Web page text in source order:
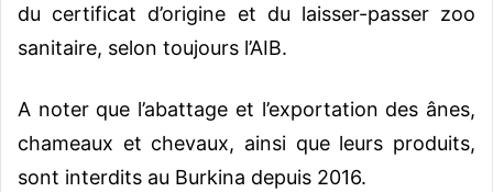
du certificat d’origine et du laisser-passer zoo
sanitaire, selon toujours l’AIB.
A noter que l’abattage et l’exportation des ânes,
chameaux et chevaux, ainsi que leurs produits,
sont interdits au Burkina depuis 2016.